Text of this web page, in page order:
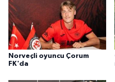
Norveçli oyuncu Çorum
FK'da